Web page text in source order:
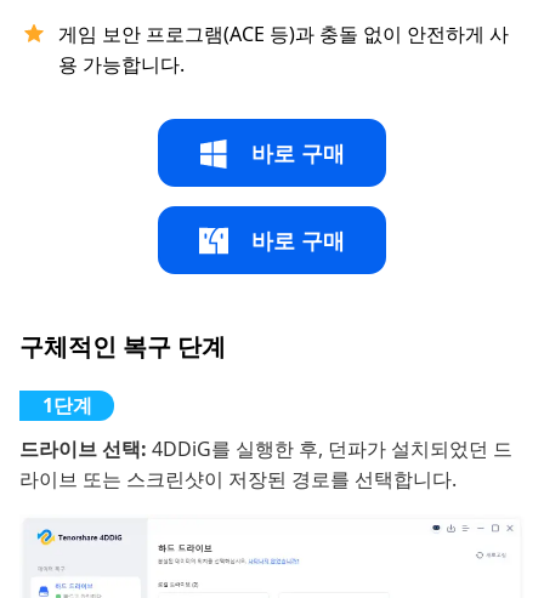
게임 보안 프로그램(ACE 등)과 충돌 없이 안전하게 사
용 가능합니다.
바로 구매
바로 구매
구체적인 복구 단계
드라이브 선택: 4DDiG를 실행한 후, 던파가 설치되었던 드
라이브 또는 스크린샷이 저장된 경로를 선택합니다.